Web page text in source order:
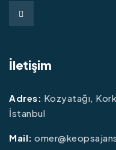
İletişim
Adres: Kozyatağı,
İstanbul
Mail: